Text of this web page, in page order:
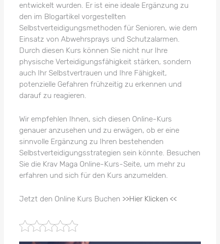
entwickelt wurden. Er ist eine ideale Ergänzung zu
den im Blogartikel vorgestellten
Selbstverteidigungsmethoden für Senioren, wie dem
Einsatz von Abwehrsprays und Schutzalarmen.
Durch diesen Kurs können Sie nicht nur Ihre
physische Verteidigungsfähigkeit stärken, sondern
auch Ihr Selbstvertrauen und Ihre Fähigkeit,
potenzielle Gefahren frühzeitig zu erkennen und
darauf zu reagieren.
Wir empfehlen Ihnen, sich diesen Online-Kurs
genauer anzusehen und zu erwägen, ob er eine
sinnvolle Ergänzung zu Ihren bestehenden
Selbstverteidigungsstrategien sein könnte. Besuchen
Sie die Krav Maga Online-Kurs-Seite, um mehr zu
erfahren und sich für den Kurs anzumelden.
Jetzt den Online Kurs Buchen >>Hier Klicken <<